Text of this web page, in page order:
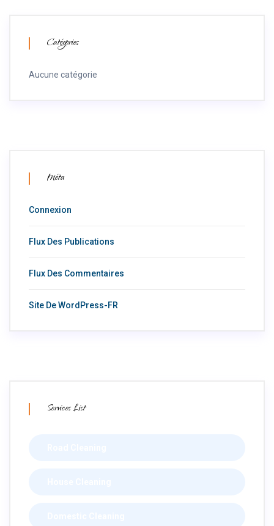
Catégories
Aucune catégorie
Méta
Connexion
Flux Des Publications
Flux Des Commentaires
Site De WordPress-FR
Services List